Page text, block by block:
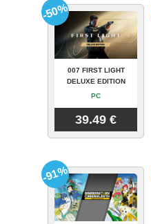
007 FIRST LIGHT
DELUXE EDITION
PC
39.49 €
-50%
-91%